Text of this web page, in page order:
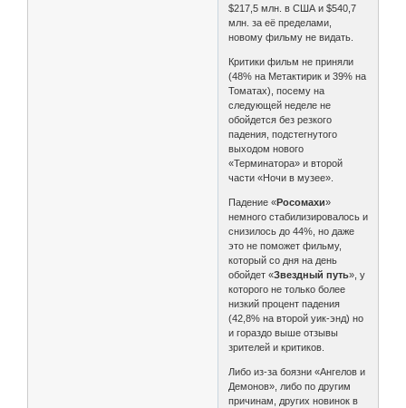
$217,5 млн. в США и $540,7
млн. за её пределами,
новому фильму не видать.
Критики фильм не приняли
(48% на Метактирик и 39% на
Томатах), посему на
следующей неделе не
обойдется без резкого
падения, подстегнутого
выходом нового
«Терминатора» и второй
части «Ночи в музее».
Падение «Росомахи»
немного стабилизировалось и
снизилось до 44%, но даже
это не поможет фильму,
который со дня на день
обойдет «Звездный путь», у
которого не только более
низкий процент падения
(42,8% на второй уик-энд) но
и гораздо выше отзывы
зрителей и критиков.
Либо из-за боязни «Ангелов и
Демонов», либо по другим
причинам, других новинок в